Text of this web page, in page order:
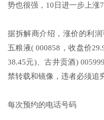
势也很强，10日进一步上涨
据拆解商介绍，涨价的利
五粮液( 000858，收盘价
38.45元)、古井贡酒)
禁转载和镜像，违者必须追
每次预约的电话号码